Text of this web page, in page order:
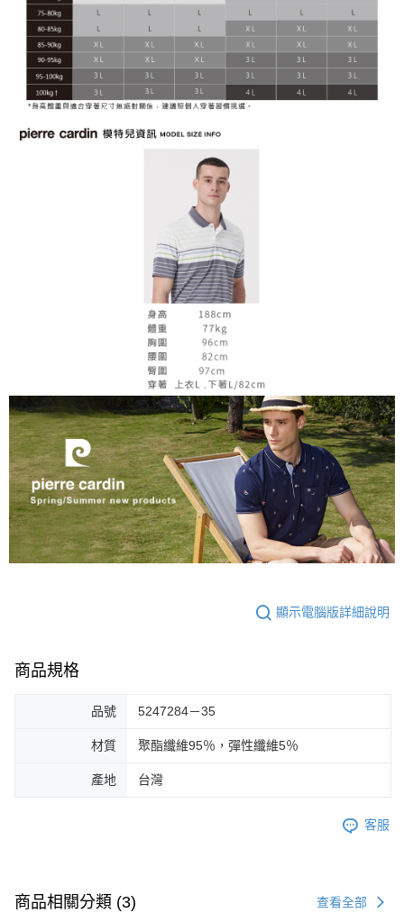
顯示電腦版詳細說明
商品規格
品號 5247284－35
材質 聚酯纖維95％，彈性纖維5％
產地 台灣
客服
商品相關分類 (3) 查看全部